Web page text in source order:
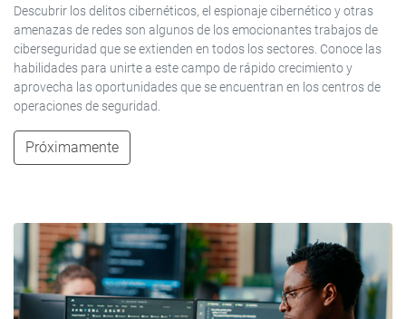
Descubrir los delitos cibernéticos, el espionaje cibernético y otras
amenazas de redes son algunos de los emocionantes trabajos de
ciberseguridad que se extienden en todos los sectores. Conoce las
habilidades para unirte a este campo de rápido crecimiento y
aprovecha las oportunidades que se encuentran en los centros de
operaciones de seguridad.
Próximamente